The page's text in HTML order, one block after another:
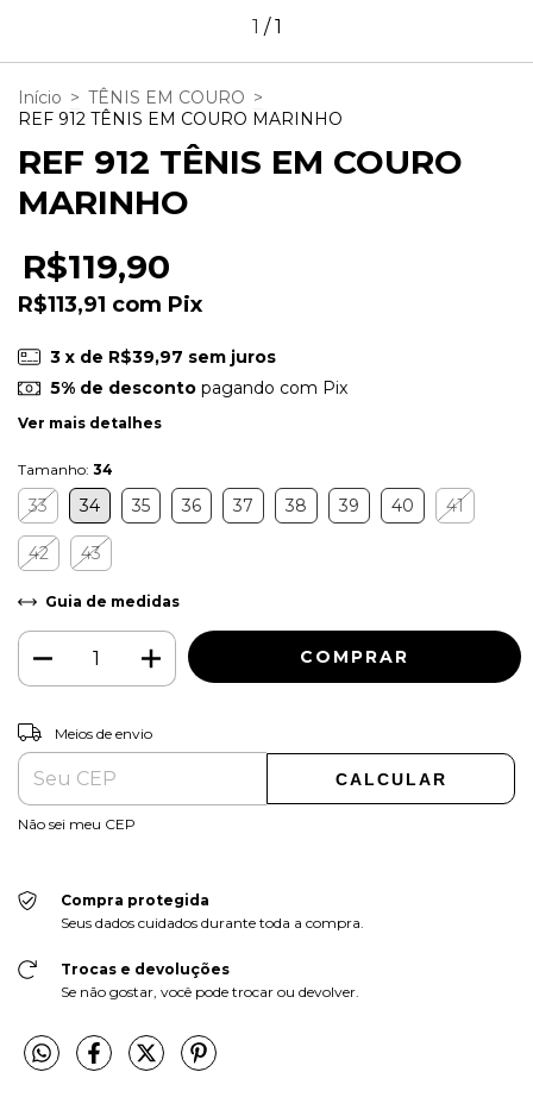
1 /1
Início > TÊNIS EM COURO >
REF 912 TÊNIS EM COURO MARINHO
REF 912 TÊNIS EM COURO
MARINHO
R$119,90
R$113,91 com Pix
3 x de R$39,97 sem juros
5% de descontopagando com Pix
Ver mais detalhes
Tamanho: 34
33 34 35 36 37 38 39 40 41
42 43
Guia de medidas
Entregas para o CEP:
Meios de envio
CALCULAR
Não sei meu CEP
Compra protegida
Seus dados cuidados durante toda a compra.
Trocas e devoluções
Se não gostar, você pode trocar ou devolver.